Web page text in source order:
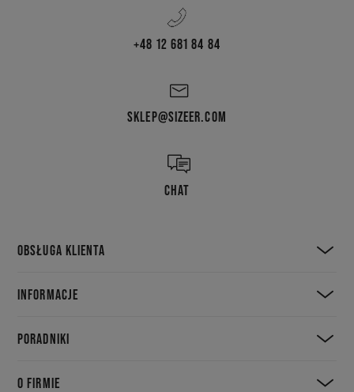
+48 12 681 84 84
SKLEP@SIZEER.COM
CHAT
OBSŁUGA KLIENTA
INFORMACJE
PORADNIKI
O FIRMIE